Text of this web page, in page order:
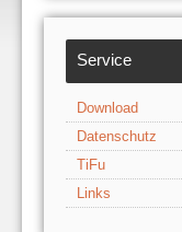
Service
Download
Datenschutz
TiFu
Links